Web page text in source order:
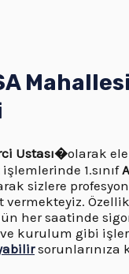
Ustası�olarak
1.sınıf
sizlere
her saatinde
ve kurulum gibi
sorunlarınıza